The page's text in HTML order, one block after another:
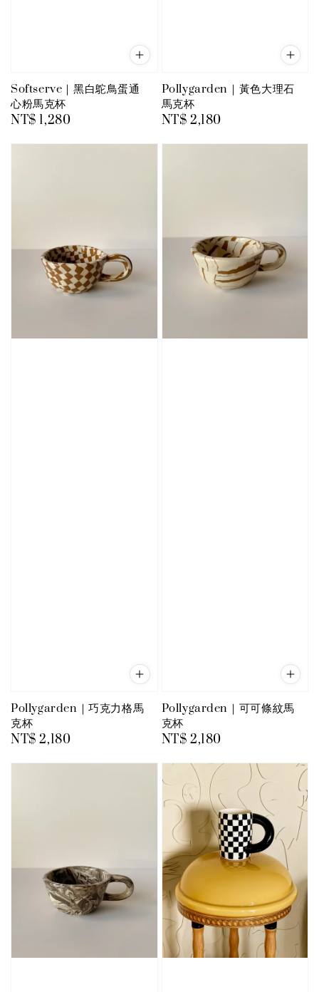
Softserve｜黑白鴕鳥蛋通
心粉馬克杯
Regular
NT$ 1,280
Pollygarden｜黃色大理石
馬克杯
Regular
NT$ 2,180
Pollygarden｜巧克力格馬
克杯
Regular
NT$ 2,180
Pollygarden｜可可條紋馬
克杯
Regular
NT$ 2,180